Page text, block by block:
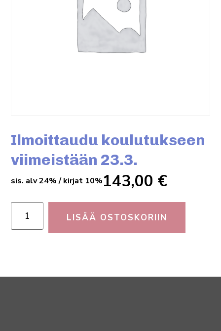
Ilmoittaudu koulutukseen
viimeistään 23.3.
143,00€
sis. alv 24% / kirjat 10%
LISÄÄ OSTOSKORIIN